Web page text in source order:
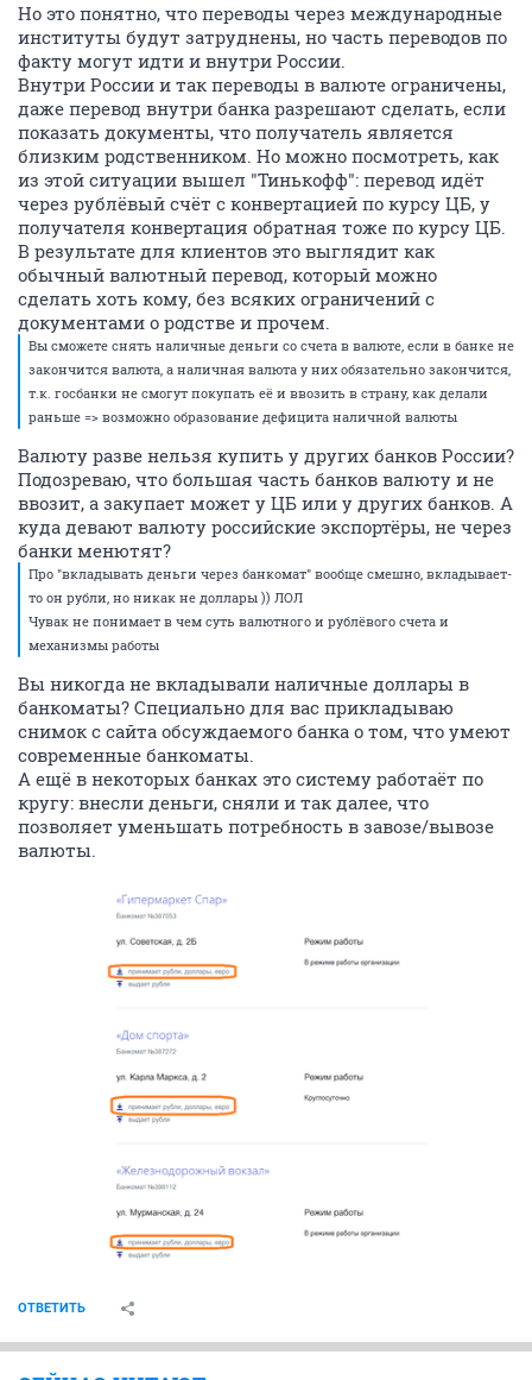
Но это понятно, что переводы через международные
институты будут затруднены, но часть переводов по
факту могут идти и внутри России.
Внутри России и так переводы в валюте ограничены,
даже перевод внутри банка разрешают сделать, если
показать документы, что получатель является
близким родственником. Но можно посмотреть, как
из этой ситуации вышел "Тинькофф": перевод идёт
через рублёвый счёт с конвертацией по курсу ЦБ, у
получателя конвертация обратная тоже по курсу ЦБ.
В результате для клиентов это выглядит как
обычный валютный перевод, который можно
сделать хоть кому, без всяких ограничений с
документами о родстве и прочем.
Вы сможете снять наличные деньги со счета в валюте, если в банке не
закончится валюта, а наличная валюта у них обязательно закончится,
т.к. госбанки не смогут покупать её и ввозить в страну, как делали
раньше => возможно образование дефицита наличной валюты
Валюту разве нельзя купить у других банков России?
Подозреваю, что большая часть банков валюту и не
ввозит, а закупает может у ЦБ или у других банков. А
куда девают валюту российские экспортёры, не через
банки менютят?
Про "вкладывать деньги через банкомат" вообще смешно, вкладывает-
то он рубли, но никак не доллары )) ЛОЛ
Чувак не понимает в чем суть валютного и рублёвого счета и
механизмы работы
Вы никогда не вкладывали наличные доллары в
банкоматы? Специально для вас прикладываю
снимок с сайта обсуждаемого банка о том, что умеют
современные банкоматы.
А ещё в некоторых банках это систему работаёт по
кругу: внесли деньги, сняли и так далее, что
позволяет уменьшать потребность в завозе/вывозе
валюты.
ОТВЕТИТЬ